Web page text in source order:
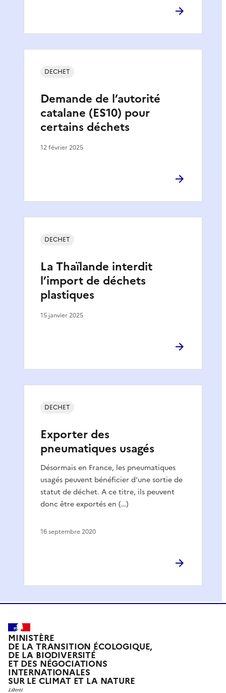
Demande de l’autorité
catalane (ES10) pour
certains déchets
DECHET
12 février 2025
La Thaïlande interdit
l’import de déchets
plastiques
DECHET
15 janvier 2025
Exporter des
pneumatiques usagés
Désormais en France, les pneumatiques
usagés peuvent bénéficier d'une sortie de
statut de déchet. A ce titre, ils peuvent
donc être exportés en (…)
DECHET
16 septembre 2020
MINISTÈRE
DE LA TRANSITION ÉCOLOGIQUE,
DE LA BIODIVERSITÉ
ET DES NÉGOCIATIONS
INTERNATIONALES
SUR LE CLIMAT ET LA NATURE